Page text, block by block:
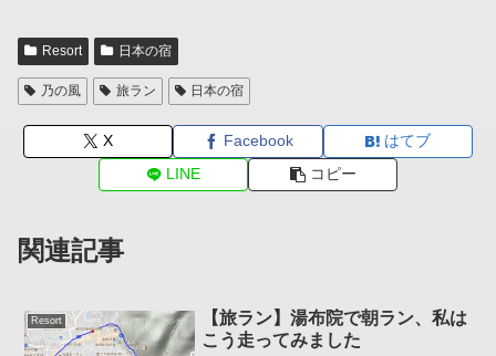
Resort 日本の宿
乃の風 旅ラン 日本の宿
X Facebook
はてブ
LINE
コピー
関連記事
Resort
【旅ラン】湯布院で朝ラン、私は
こう走ってみました